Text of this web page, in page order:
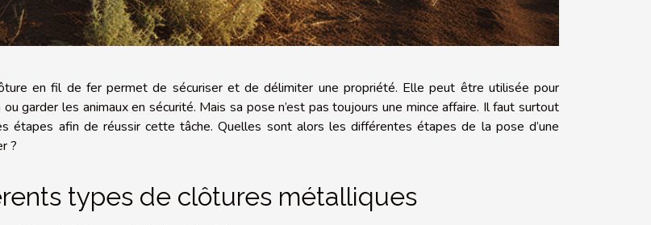
en fil de fer permet de sécuriser et de délimiter une propriété. Elle peut être utilisée pour
garder les animaux en sécurité. Mais sa pose n’est pas toujours une mince affaire. Il faut surtout
étapes afin de réussir cette tâche. Quelles sont alors les différentes étapes de la pose d’une
?
types de clôtures métalliques